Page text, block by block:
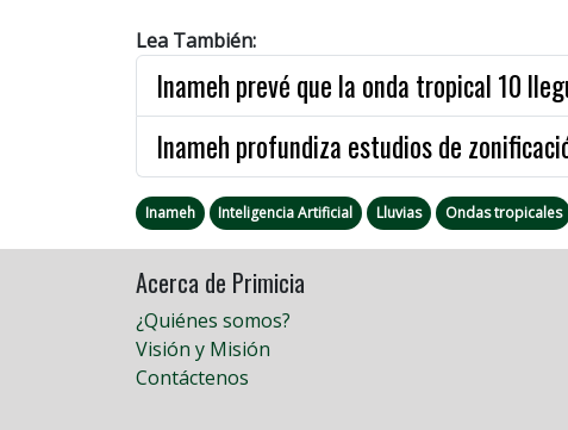
Lea También:
Inameh prevé que la onda tropical 10
Inameh profundiza estudios de
Inameh Inteligencia Artificial Lluvias Ondas tropicales
Acerca de Primicia
¿Quiénes somos?
Visión y Misión
Contáctenos